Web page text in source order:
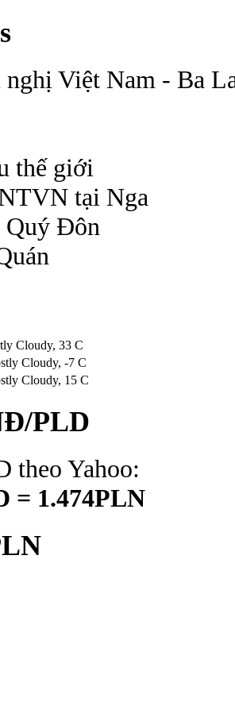
Việt Nam - Ba
thế giới
tại Nga
Đôn
Cloudy, 33 C
Cloudy, -7 C
Cloudy, 15 C
PLD
theo Yahoo:
= 1.474PLN